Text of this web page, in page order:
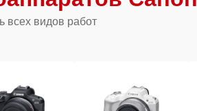
всех видов работ